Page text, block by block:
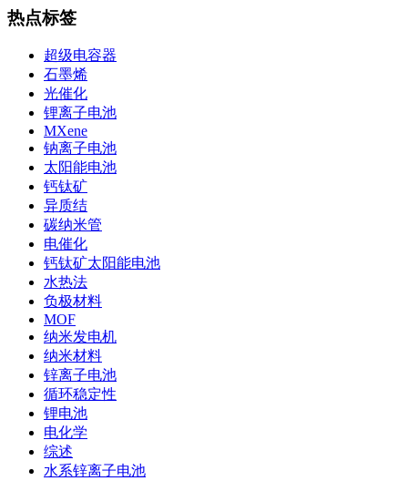
热点标签
超级电容器
石墨烯
光催化
锂离子电池
MXene
钠离子电池
太阳能电池
钙钛矿
异质结
碳纳米管
电催化
钙钛矿太阳能电池
水热法
负极材料
MOF
纳米发电机
纳米材料
锌离子电池
循环稳定性
锂电池
电化学
综述
水系锌离子电池